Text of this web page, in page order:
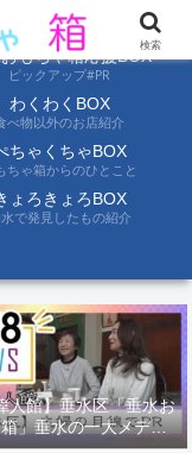
目でみて聞いて伝えます
もちゃ箱応援BOX
ピックアップ#PR
わくわくBOX
べ物以外のお店紹介
ちゃくちゃBOX
ちゃ箱からのひとこと
ょろきょろBOX
で発見したもの紹介
人館】垂水区「垂水お
」垂水の一大メディ
神戸の魅力を凸インタ
検索